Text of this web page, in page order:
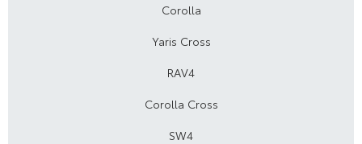
Corolla
Yaris Cross
RAV4
Corolla Cross
SW4